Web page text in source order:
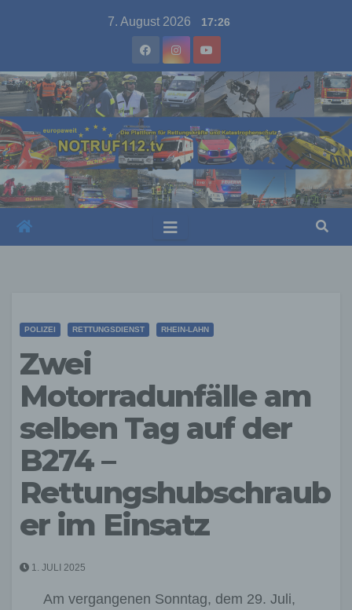
7. August 2026 17:26
POLIZEI RETTUNGSDIENST RHEIN-LAHN
Zwei
Motorradunfälle am
selben Tag auf der
B274 –
Rettungshubschraub
er im Einsatz
1. JULI 2025
Am vergangenen Sonntag, dem 29. Juli,